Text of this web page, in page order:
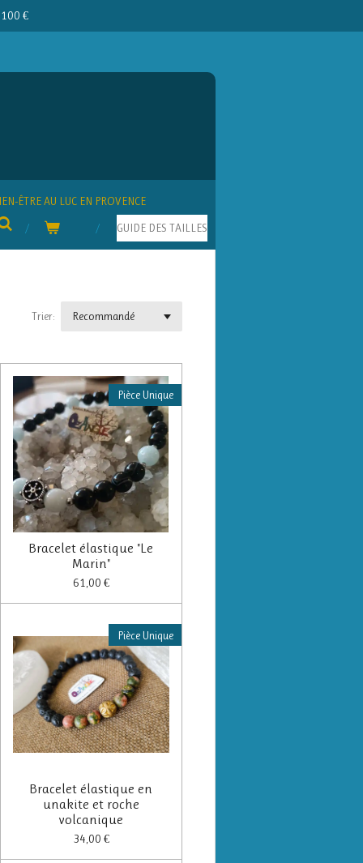
€
ÊTRE AU LUC EN PROVENCE
GUIDE DES TAILLES
Trier:
Pièce Unique
Bracelet élastique "Le
Marin"
61,00 €
Pièce Unique
Bracelet élastique en
unakite et roche
volcanique
34,00 €